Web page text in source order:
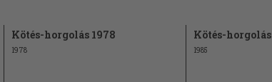
Kötés-horgolás 1978
1978
Kötés-horgolás
1985